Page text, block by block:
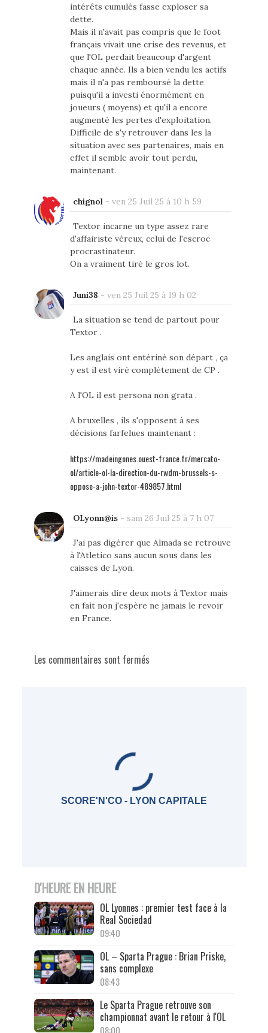
intérêts cumulés fasse exploser sa
dette.
Mais il n'avait pas compris que le foot
français vivait une crise des revenus, et
que l'OL perdait beaucoup d'argent
chaque année. Ils a bien vendu les actifs
mais il n'a pas remboursé la dette
puisqu'il a investi énormément en
joueurs ( moyens) et qu'il a encore
augmenté les pertes d'exploitation.
Difficile de s'y retrouver dans les la
situation avec ses partenaires, mais en
effet il semble avoir tout perdu,
maintenant.
chignol - ven 25 Juil 25 à 10 h 59
Textor incarne un type assez rare
d'affairiste véreux, celui de l'escroc
procrastinateur.
On a vraiment tiré le gros lot.
Juni38 - ven 25 Juil 25 à 19 h 02
La situation se tend de partout pour
Textor .
Les anglais ont entériné son départ , ça
y est il est viré complètement de CP .
A l'OL il est persona non grata .
A bruxelles , ils s'opposent à ses
décisions farfelues maintenant :
https://madeingones.ouest-france.fr/mercato-
ol/article-ol-la-direction-du-rwdm-brussels-s-
oppose-a-john-textor-489857.html
OLyonn@is- sam 26 Juil 25 à 7 h 07
J'ai pas digérer que Almada se retrouve
à l'Atletico sans aucun sous dans les
caisses de Lyon.
J'aimerais dire deux mots à Textor mais
en fait non j'espère ne jamais le revoir
en France.
Les commentaires sont fermés
SCORE'N'CO - LYON CAPITALE
D'HEURE EN HEURE
OL Lyonnes : premier test face à la
Real Sociedad
09:40
OL – Sparta Prague : Brian Priske,
sans complexe
08:43
Le Sparta Prague retrouve son
championnat avant le retour à l'OL
08:00